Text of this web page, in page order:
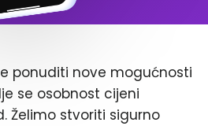
ponuditi nove mogućnosti
se osobnost cijeni
Želimo stvoriti sigurno